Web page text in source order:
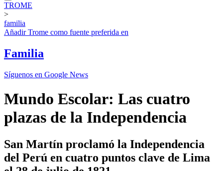
TROME
>
familia
AñadirTrome como fuente preferida en
Familia
Síguenos en Google News
Mundo Escolar: Las cuatro
plazas de la Independencia
San Martín proclamó la Independencia
del Perú en cuatro puntos clave de Lima